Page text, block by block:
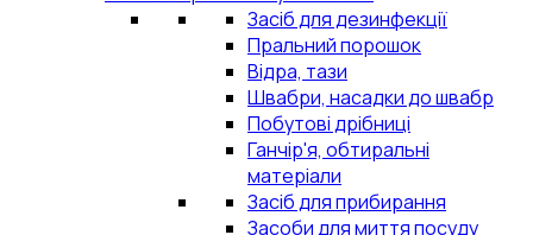
Засіб для дезинфекції
Пральний порошок
Відра, тази
Швабри, насадки до швабр
Побутові дрібниці
Ганчір'я, обтиральні
матеріали
Засіб для прибирання
Засоби для миття посуду